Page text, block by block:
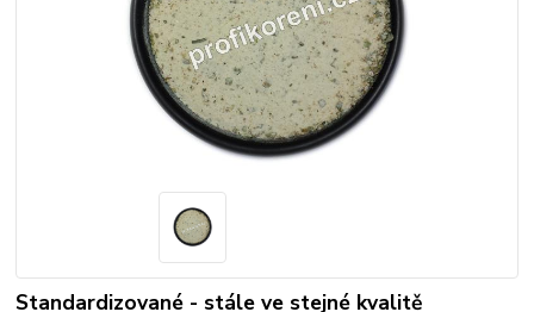
Standardizované - stále ve stejné kvalitě